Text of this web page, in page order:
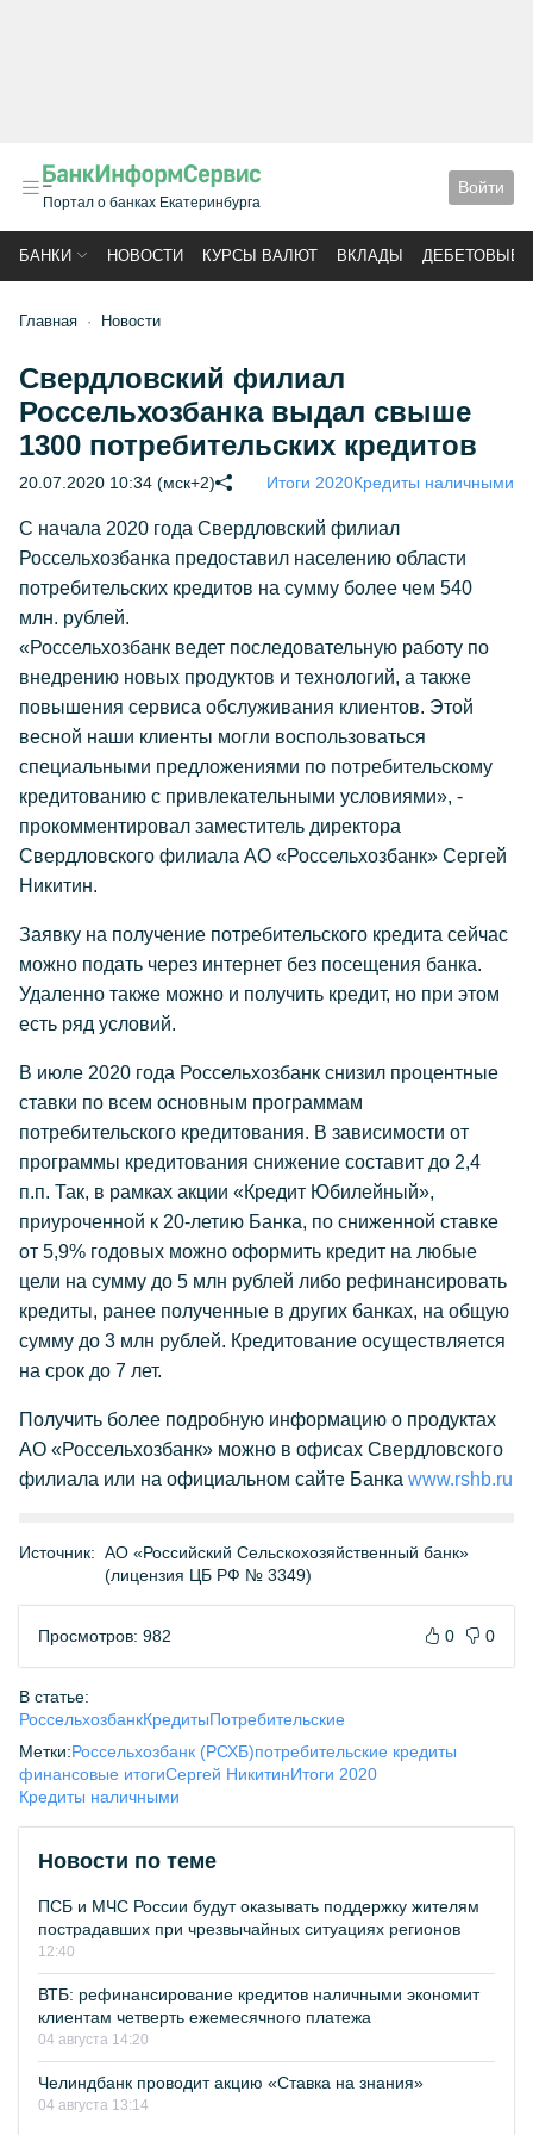
Портал о банках Екатеринбурга
Войти
БАНКИ НОВОСТИ КУРСЫ ВАЛЮТ ВКЛАДЫ ДЕБЕТОВЫЕ
Главная Новости
Cвердловский филиал
Россельхозбанка выдал свыше
1300 потребительских кредитов
20.07.2020 10:34 (мск+2) Итоги 2020Кредиты наличными
С начала 2020 года Свердловский филиал
Россельхозбанка предоставил населению области
потребительских кредитов на сумму более чем 540
млн. рублей.
«Россельхозбанк ведет последовательную работу по
внедрению новых продуктов и технологий, а также
повышения сервиса обслуживания клиентов. Этой
весной наши клиенты могли воспользоваться
специальными предложениями по потребительскому
кредитованию с привлекательными условиями», -
прокомментировал заместитель директора
Свердловского филиала АО «Россельхозбанк» Сергей
Никитин.
Заявку на получение потребительского кредита сейчас
можно подать через интернет без посещения банка.
Удаленно также можно и получить кредит, но при этом
есть ряд условий.
В июле 2020 года Россельхозбанк снизил процентные
ставки по всем основным программам
потребительского кредитования. В зависимости от
программы кредитования снижение составит до 2,4
п.п. Так, в рамках акции «Кредит Юбилейный»,
приуроченной к 20-летию Банка, по сниженной ставке
от 5,9% годовых можно оформить кредит на любые
цели на сумму до 5 млн рублей либо рефинансировать
кредиты, ранее полученные в других банках, на общую
сумму до 3 млн рублей. Кредитование осуществляется
на срок до 7 лет.
Получить более подробную информацию о продуктах
АО «Россельхозбанк» можно в офисах Свердловского
филиала или на официальном сайте Банка www.rshb.ru
Источник: АО «Российский Сельскохозяйственный банк»
(лицензия ЦБ РФ № 3349)
Просмотров: 982 0 0
В статье:
РоссельхозбанкКредитыПотребительские
Метки:Россельхозбанк (РСХБ)потребительские кредиты
финансовые итогиСергей НикитинИтоги 2020
Кредиты наличными
Новости по теме
ПСБ и МЧС России будут оказывать поддержку жителям
пострадавших при чрезвычайных ситуациях регионов
12:40
ВТБ: рефинансирование кредитов наличными экономит
клиентам четверть ежемесячного платежа
04 августа 14:20
Челиндбанк проводит акцию «Ставка на знания»
04 августа 13:14